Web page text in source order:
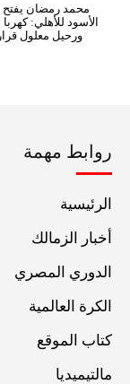
محمد رمضان يفتح
الأسود للأهلي:
ورحيل معلول
روابط مهمة
الرئيسية
أخبار الزمالك
الدوري المصري
الكرة العالمية
كتاب الموقع
مالتيميديا